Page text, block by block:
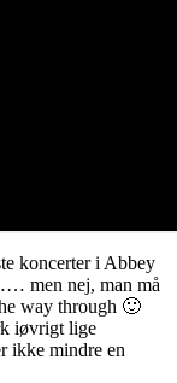
koncerter i Abbey
men nej, man må
way through 🙂
iøvrigt lige
ikke mindre en